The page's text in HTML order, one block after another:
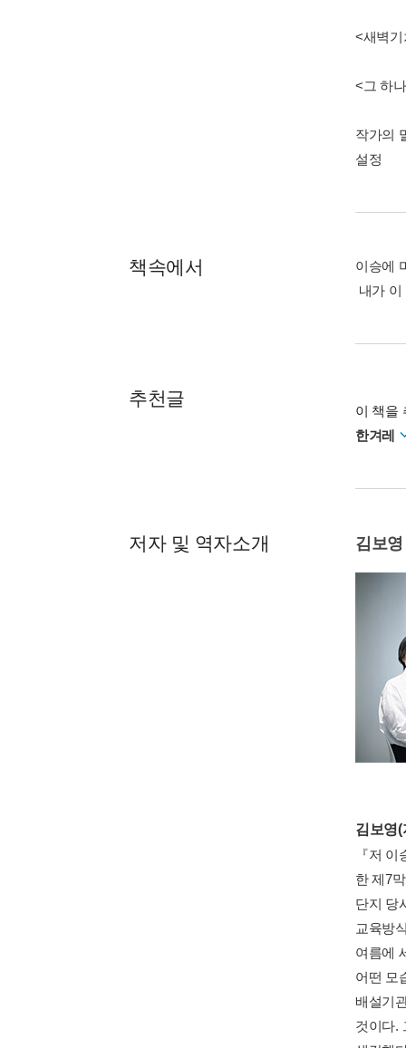
<새벽기
<그 하
작가의
설정
책속에서
이승에
내가
추천글
이 책을
한겨레
저자 및 역자소개 김보영
김보영(
『저
한 제7
단지 당
교육방
여름에
어떤 모
배설기
것이다.